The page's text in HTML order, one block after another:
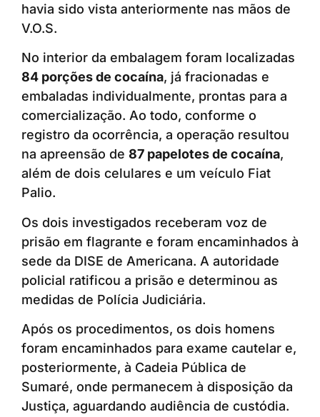
havia sido vista anteriormente nas mãos de
V.O.S.
No interior da embalagem foram localizadas
84 porções de cocaína, já fracionadas e
embaladas individualmente, prontas para a
comercialização. Ao todo, conforme o
registro da ocorrência, a operação resultou
na apreensão de 87 papelotes de cocaína,
além de dois celulares e um veículo Fiat
Palio.
Os dois investigados receberam voz de
prisão em flagrante e foram encaminhados à
sede da DISE de Americana. A autoridade
policial ratificou a prisão e determinou as
medidas de Polícia Judiciária.
Após os procedimentos, os dois homens
foram encaminhados para exame cautelar e,
posteriormente, à Cadeia Pública de
Sumaré, onde permanecem à disposição da
Justiça, aguardando audiência de custódia.